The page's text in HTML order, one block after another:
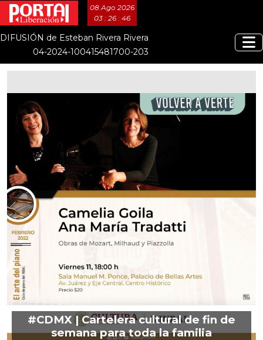
08 Ago 2026
03 : 26 : 47
DIFUSIÓN de Esteban Rivera Rivera
04-2024-100415481700-203
#CDMX | Cartelera cultural de fin de
semana para toda la familia